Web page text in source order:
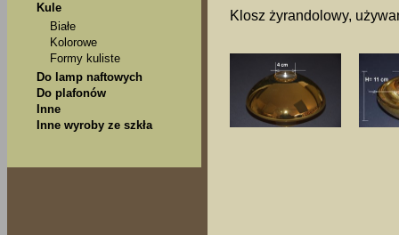
Kule
Białe
Kolorowe
Formy kuliste
Do lamp naftowych
Do plafonów
Inne
Inne wyroby ze szkła
Klosz żyrandolowy,